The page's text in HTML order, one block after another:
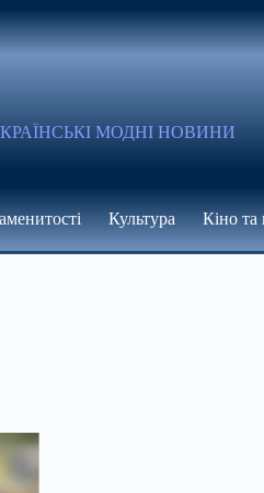
МОДНІ НОВИНИ
Культура Кіно та